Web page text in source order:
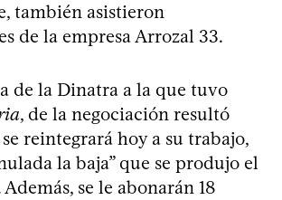
también asistieron
de la empresa Arrozal 33.
de la Dinatra a la que tuvo
, de la negociación resultó
reintegrará hoy a su trabajo,
la baja” que se produjo el
se le abonarán 18